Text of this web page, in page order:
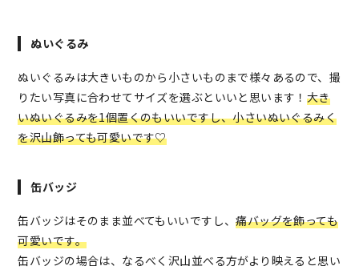
ぬいぐるみ
ぬいぐるみは大きいものから小さいものまで様々あるので、撮
りたい写真に合わせてサイズを選ぶといいと思います！ 大き
いぬいぐるみを1個置くのもいいですし、小さいぬいぐるみく
を沢山飾っても可愛いです♡
缶バッジ
缶バッジはそのまま並べてもいいですし、痛バッグを飾っても
可愛いです。
缶バッジの場合は、なるべく沢山並べる方がより映えると思い